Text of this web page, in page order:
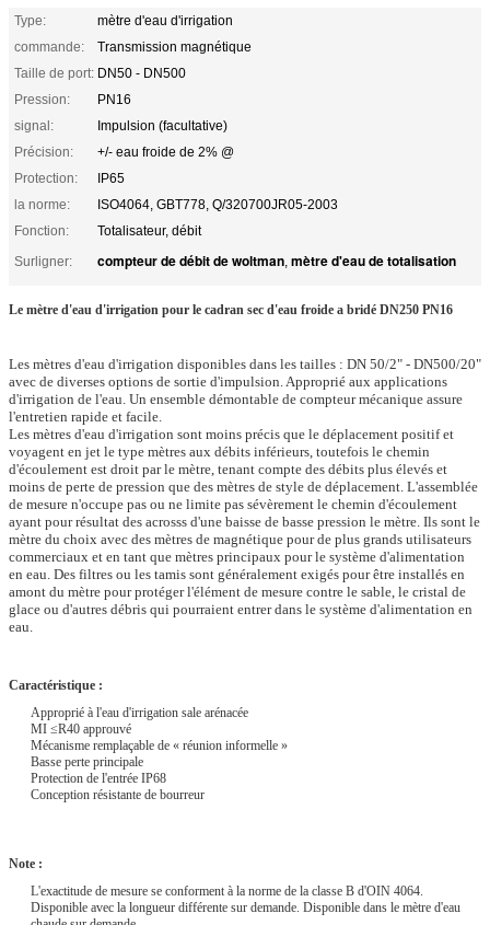
Type:
mètre d'eau d'irrigation
commande:
Transmission magnétique
Taille de port: DN50 - DN500
Pression:
PN16
signal:
Impulsion (facultative)
Précision:
+/- eau froide de 2% @
Protection:
IP65
la norme:
ISO4064, GBT778, Q/320700JR05-2003
Fonction:
Totalisateur, débit
Surligner:
compteur de débit de woltman, mètre d'eau de totalisation
Le mètre d'eau d'irrigation pour le cadran sec d'eau froide a bridé DN250 PN16
Les mètres d'eau d'irrigation disponibles dans les tailles : DN 50/2" - DN500/20"
avec de diverses options de sortie d'impulsion. Approprié aux applications
d'irrigation de l'eau. Un ensemble démontable de compteur mécanique assure
l'entretien rapide et facile.
Les mètres d'eau d'irrigation sont moins précis que le déplacement positif et
voyagent en jet le type mètres aux débits inférieurs, toutefois le chemin
d'écoulement est droit par le mètre, tenant compte des débits plus élevés et
moins de perte de pression que des mètres de style de déplacement. L'assemblée
de mesure n'occupe pas ou ne limite pas sévèrement le chemin d'écoulement
ayant pour résultat des acrosss d'une baisse de basse pression le mètre. Ils sont le
mètre du choix avec des mètres de magnétique pour de plus grands utilisateurs
commerciaux et en tant que mètres principaux pour le système d'alimentation
en eau. Des filtres ou les tamis sont généralement exigés pour être installés en
amont du mètre pour protéger l'élément de mesure contre le sable, le cristal de
glace ou d'autres débris qui pourraient entrer dans le système d'alimentation en
eau.
Caractéristique :
Approprié à l'eau d'irrigation sale arénacée
MI ≤R40 approuvé
Mécanisme remplaçable de « réunion informelle »
Basse perte principale
Protection de l'entrée IP68
Conception résistante de bourreur
Note :
L'exactitude de mesure se conforment à la norme de la classe B d'OIN 4064.
Disponible avec la longueur différente sur demande. Disponible dans le mètre d'eau